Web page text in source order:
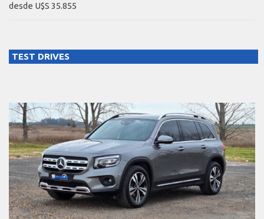
desde U$S 35.855
TEST DRIVES